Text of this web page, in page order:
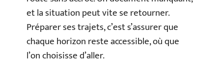
et la situation peut vite se retourner.
Préparer ses trajets, c’est s’assurer que
chaque horizon reste accessible, où que
l’on choisisse d’aller.